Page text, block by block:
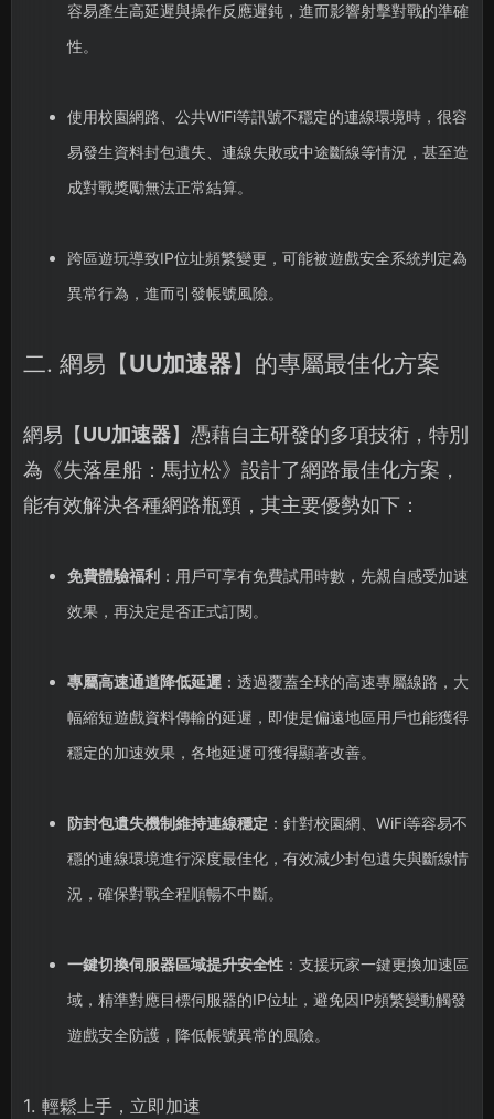
容易產生高延遲與操作反應遲鈍，進而影響射擊對戰的準確
性。
使用校園網路、公共WiFi等訊號不穩定的連線環境時，很容
易發生資料封包遺失、連線失敗或中途斷線等情況，甚至造
成對戰獎勵無法正常結算。
跨區遊玩導致IP位址頻繁變更，可能被遊戲安全系統判定為
異常行為，進而引發帳號風險。
二. 網易【UU加速器】的專屬最佳化方案
網易【UU加速器】憑藉自主研發的多項技術，特別
為《失落星船：馬拉松》設計了網路最佳化方案，
能有效解決各種網路瓶頸，其主要優勢如下：
免費體驗福利 ：用戶可享有免費試用時數，先親自感受加速
效果，再決定是否正式訂閱。
專屬高速通道降低延遲：透過覆蓋全球的高速專屬線路，大
幅縮短遊戲資料傳輸的延遲，即使是偏遠地區用戶也能獲得
穩定的加速效果，各地延遲可獲得顯著改善。
防封包遺失機制維持連線穩定 ：針對校園網、WiFi等容易不
穩的連線環境進行深度最佳化，有效減少封包遺失與斷線情
況，確保對戰全程順暢不中斷。
一鍵切換伺服器區域提升安全性：支援玩家一鍵更換加速區
域，精準對應目標伺服器的IP位址，避免因IP頻繁變動觸發
遊戲安全防護，降低帳號異常的風險。
1. 輕鬆上手，立即加速